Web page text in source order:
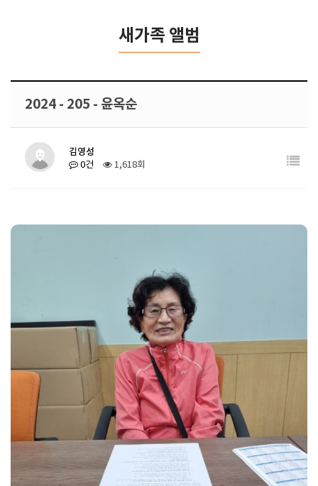
새가족 앨범
2024 - 205 - 윤옥순
김영성
0건 1,618회